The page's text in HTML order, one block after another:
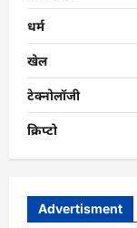
धर्म
खेल
टेक्नोलॉजी
क्रिप्टो
Advertisment